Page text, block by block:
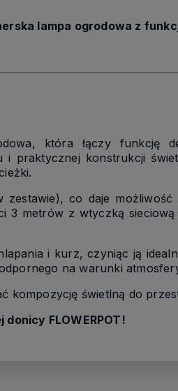
lampa ogrodowa z
która łączy funkcję
praktycznej konstrukcji
co daje
3 metrów z wtyczką
i kurz, czyniąc ją
na warunki
kompozycję świetlną do
FLOWERPOT!